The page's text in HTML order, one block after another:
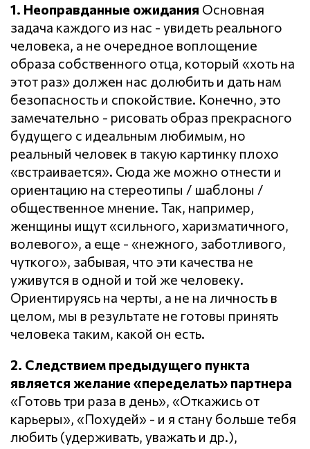
1. Неоправданные ожидания Основная
задача каждого из нас - увидеть реального
человека, а не очередное воплощение
образа собственного отца, который «хоть на
этот раз» должен нас долюбить и дать нам
безопасность и спокойствие. Конечно, это
замечательно - рисовать образ прекрасного
будущего с идеальным любимым, но
реальный человек в такую картинку плохо
«встраивается». Сюда же можно отнести и
ориентацию на стереотипы / шаблоны /
общественное мнение. Так, например,
женщины ищут «сильного, харизматичного,
волевого», а еще - «нежного, заботливого,
чуткого», забывая, что эти качества не
уживутся в одной и той же человеку.
Ориентируясь на черты, а не на личность в
целом, мы в результате не готовы принять
человека таким, какой он есть.
2. Следствием предыдущего пункта
является желание «переделать» партнера
«Готовь три раза в день», «Откажись от
карьеры», «Похудей» - и я стану больше тебя
любить (удерживать, уважать и др.),